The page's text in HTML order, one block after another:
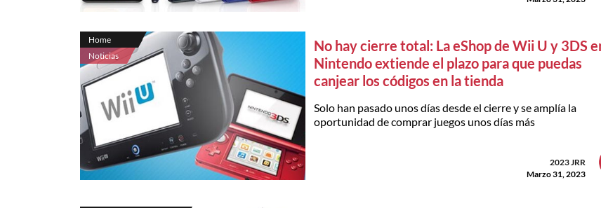
Home
Noticias
No hay cierre total: La eShop de Wii U y 3DS
Nintendo extiende el plazo para que puedas
canjear los códigos en la tienda
Solo han pasado unos días desde el cierre y se amplía la
oportunidad de comprar juegos unos días más
2023 JRR
Marzo 31, 2023